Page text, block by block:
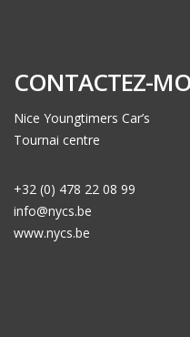
CONTACTEZ-
Nice Youngtimers Car’s
Tournai centre
+32 (0) 478 22 08 99
info@nycs.be
www.nycs.be